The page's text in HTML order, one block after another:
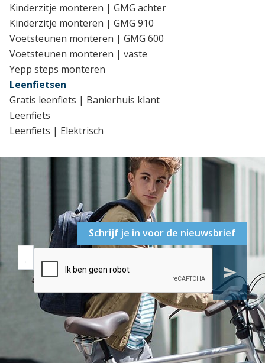
Kinderzitje monteren | GMG achter
Kinderzitje monteren | GMG 910
Voetsteunen monteren | GMG 600
Voetsteunen monteren | vaste
Yepp steps monteren
Leenfietsen
Gratis leenfiets | Banierhuis klant
Leenfiets
Leenfiets | Elektrisch
Schrijf je in voor de nieuwsbrief
send